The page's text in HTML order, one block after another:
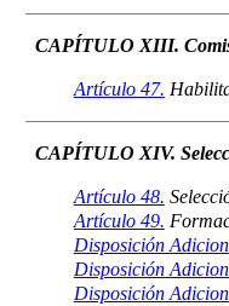
CAPÍTULO XIII.
Artículo 47.
CAPÍTULO XIV.
Artículo 48.
Artículo 49.
Disposición
Disposición
Disposición